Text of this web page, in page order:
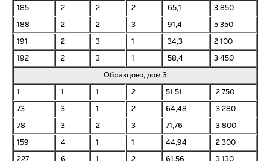
185
2 2 2 65,1
3 850
188
2 2 3 91,4
5 350
191
2 3 1 34,3
2 100
192
2 3 1 58,4
3 450
Образцово, дом 3
1
1 1 2 51,51
2 750
73
3 1 2 64,48
3 280
78
3 2 3 71,76
3 800
159
4 1 1 44,94
2 300